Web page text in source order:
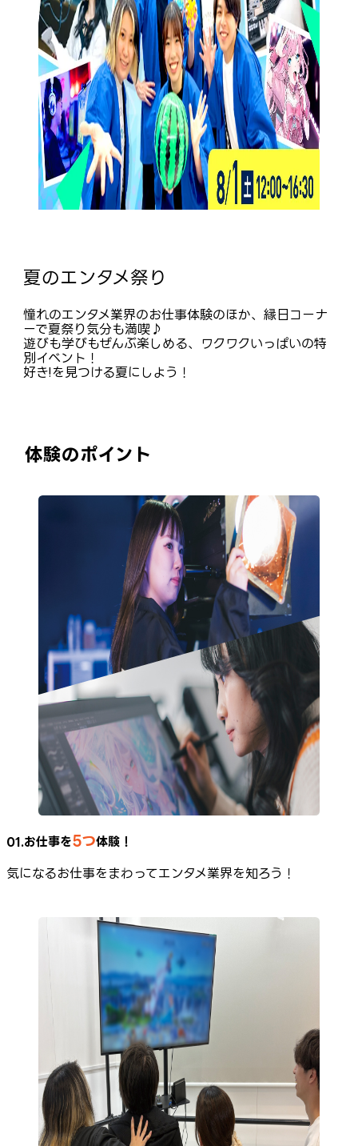
夏のエンタメ祭り
憧れのエンタメ業界のお仕事体験のほか、縁日コーナ
ーで夏祭り気分も満喫♪
遊びも学びもぜんぶ楽しめる、ワクワクいっぱいの特
別イベント！
好き!を見つける夏にしよう！
体験のポイント
01.お仕事を5つ体験！
気になるお仕事をまわってエンタメ業界を知ろう！